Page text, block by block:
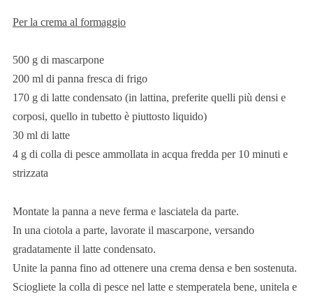
Per la crema al formaggio
500 g di mascarpone
200 ml di panna fresca di frigo
170 g di latte condensato (in lattina, preferite quelli più densi e
corposi, quello in tubetto è piuttosto liquido)
30 ml di latte
4 g di colla di pesce ammollata in acqua fredda per 10 minuti e
strizzata
Montate la panna a neve ferma e lasciatela da parte.
In una ciotola a parte, lavorate il mascarpone, versando
gradatamente il latte condensato.
Unite la panna fino ad ottenere una crema densa e ben sostenuta.
Sciogliete la colla di pesce nel latte e stemperatela bene, unitela e